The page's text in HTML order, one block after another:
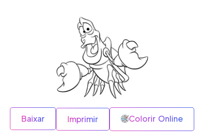
Baixar Imprimir Colorir Online